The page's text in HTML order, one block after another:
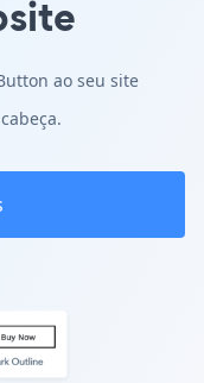
ao seu site